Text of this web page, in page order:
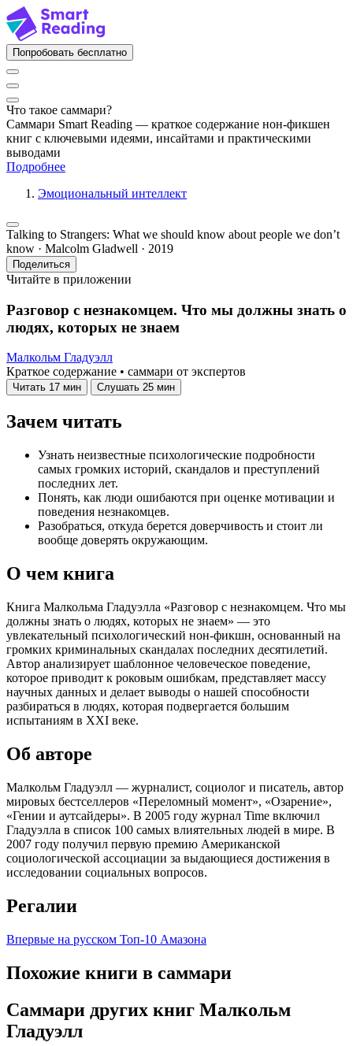
Попробовать бесплатно
Что такое саммари?
Саммари Smart Reading — краткое содержание нон-фикшен
книг с ключевыми идеями, инсайтами и практическими
выводами
Подробнее
Эмоциональный интеллект
Talking to Strangers: What we should know about people we don’t
know · Malcolm Gladwell · 2019
Поделиться
Читайте в приложении
Разговор с незнакомцем. Что мы должны знать о
людях, которых не знаем
Малкольм Гладуэлл
Краткое содержание • саммари от экспертов
Читать 17 мин Слушать 25 мин
Зачем читать
Узнать неизвестные психологические подробности
самых громких историй, скандалов и преступлений
последних лет.
Понять, как люди ошибаются при оценке мотивации и
поведения незнакомцев.
Разобраться, откуда берется доверчивость и стоит ли
вообще доверять окружающим.
О чем книга
Книга Малкольма Гладуэлла «Разговор с незнакомцем. Что мы
должны знать о людях, которых не знаем» — это
увлекательный психологический нон-фикшн, основанный на
громких криминальных скандалах последних десятилетий.
Автор анализирует шаблонное человеческое поведение,
которое приводит к роковым ошибкам, представляет массу
научных данных и делает выводы о нашей способности
разбираться в людях, которая подвергается большим
испытаниям в XXI веке.
Об авторе
Малкольм Гладуэлл — журналист, социолог и писатель, автор
мировых бестселлеров «Переломный момент», «Озарение»,
«Гении и аутсайдеры». В 2005 году журнал Time включил
Гладуэлла в список 100 самых влиятельных людей в мире. В
2007 году получил первую премию Американской
социологической ассоциации за выдающиеся достижения в
исследовании социальных вопросов.
Регалии
Впервые на русском Топ-10 Амазона
Похожие книги в саммари
Саммари других книг Малкольм
Гладуэлл